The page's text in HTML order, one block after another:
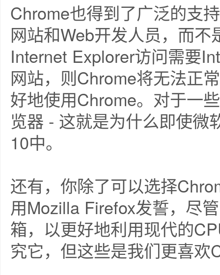
Chrome也得到了广泛的支
网站和Web开发人员，而
Internet Explorer访问需要
网站，则Chrome将无法正
好地使用Chrome。对于一
览器 - 这就是为什么即使微
10中。
还有，你除了可以选择
用Mozilla Firefox发誓，尽
箱，以更好地利用现代的
究它，但这些是我们更喜